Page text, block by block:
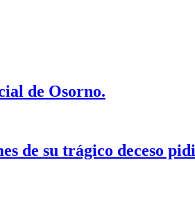
de Osorno.
de su trágico deceso